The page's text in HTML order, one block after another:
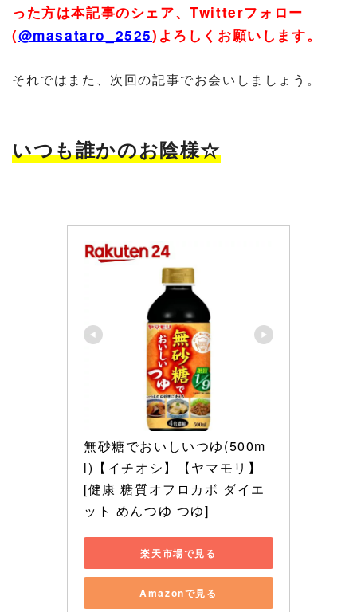
った方は本記事のシェア、Twitterフォロー
(@masataro_2525) よろしくお願いします。
それではまた、次回の記事でお会いしましょう。
いつも誰かのお陰様☆
無砂糖でおいしいつゆ(500m
l)【イチオシ】【ヤマモリ】
[健康 糖質オフロカボ ダイエ
ット めんつゆ つゆ]
楽天市場で見る
Amazonで見る